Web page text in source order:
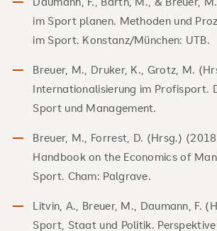
im Sport planen. Methoden und
im Sport. Konstanz/München: UTB.
Breuer, M., Druker, K., Grotz, M.
Internationalisierung im Profisport.
Sport und Management.
Breuer, M., Forrest, D. (Hrsg.)
Handbook on the Economics of
Sport. Cham: Palgrave.
Litvin, A., Breuer, M., Daumann, F.
Sport, Staat und Politik.